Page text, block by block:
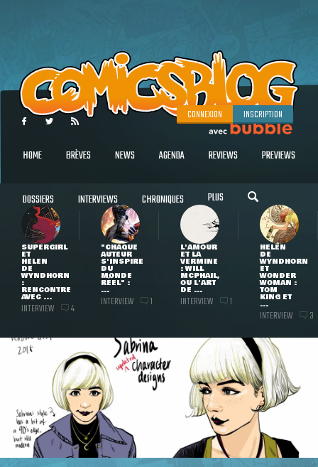
CONNEXION INSCRIPTION
HOME BRÈVES NEWS AGENDA REVIEWS PREVIEWS
DOSSIERS INTERVIEWS CHRONIQUES PLUS
SUPERGIRL
ET
HELEN
DE
WYNDHORN
:
RENCONTRE
AVEC ...
INTERVIEW 4
"CHAQUE
AUTEUR
S'INSPIRE
DU
MONDE
RÉEL" :
...
INTERVIEW 1
L'AMOUR
ET LA
VERMINE
: WILL
MCPHAIL,
OU L'ART
DE ...
INTERVIEW 1
HELEN
DE
WYNDHORN
ET
WONDER
WOMAN :
TOM
KING ET
...
INTERVIEW 3